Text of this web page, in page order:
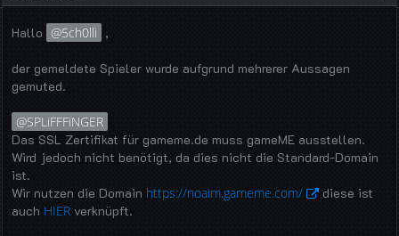
Hallo 5ch0lli ,
der gemeldete Spieler wurde aufgrund mehrerer Aussagen
gemuted.
SPLiFFFiNGER
Das SSL Zertifikat für gameme.de muss gameME ausstellen.
Wird jedoch nicht benötigt, da dies nicht die Standard-Domain
ist.
Wir nutzen die Domain https://noaim.gameme.com/
diese ist
auch HIER verknüpft.